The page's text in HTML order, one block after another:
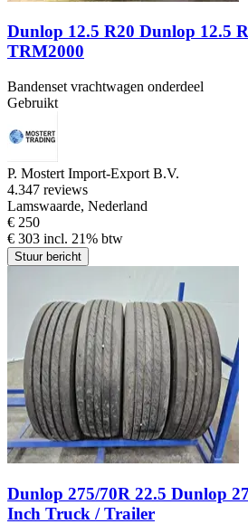
Dunlop 12.5 R20 Dunlop 12.5
TRM2000
Bandenset vrachtwagen onderdeel
Gebruikt
P. Mostert Import-Export B.V.
4.347 reviews
Lamswaarde, Nederland
€ 250
€ 303 incl. 21% btw
Stuur bericht
Dunlop 275/70R 22.5 Dunlop
Inch Truck / Trailer